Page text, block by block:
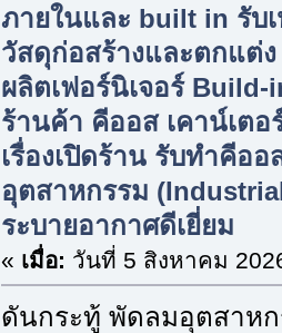
ภายในและ built in รับ
วัสดุก่อสร้างและตกแต่
ผลิตเฟอร์นิเจอร์
ร้านค้า คีออส เคาน์เตอ
เรื่องเปิดร้าน รับทำคีออ
อุตสาหกรรม
ระบายอากาศดีเยี่ยม
« เมื่อ: วันที่ 5 สิงหาคม
ดันกระทู้ พัดลมอุตสาห